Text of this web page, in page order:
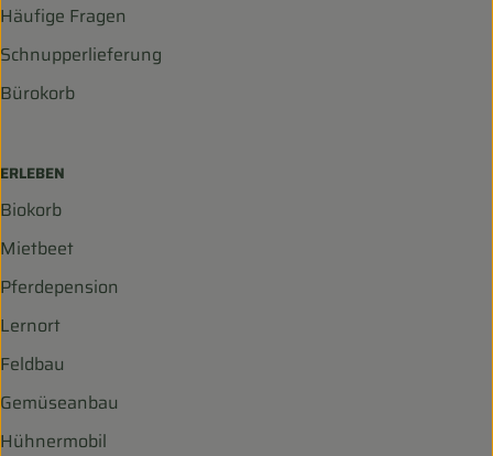
Häufige Fragen
Schnupperlieferung
Bürokorb
ERLEBEN
Biokorb
Mietbeet
Pferdepension
Lernort
Feldbau
Gemüseanbau
Hühnermobil